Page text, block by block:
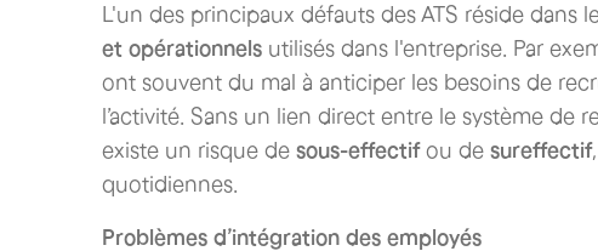
L'un des principaux défauts des ATS réside dans
et opérationnels utilisés dans l'entreprise. Par
ont souvent du mal à anticiper les besoins de
l’activité. Sans un lien direct entre le système de
existe un risque de sous-effectifou de sureffectif
quotidiennes.
Problèmes d’intégration des employés